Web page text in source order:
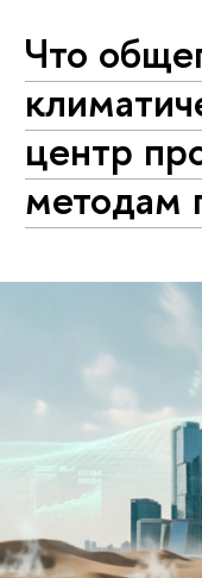
Что
центр
методам